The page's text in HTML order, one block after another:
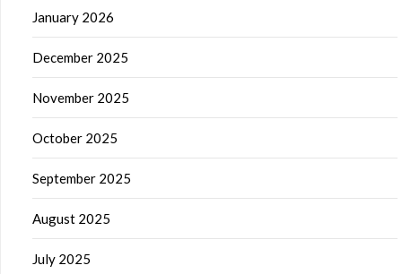
January 2026
December 2025
November 2025
October 2025
September 2025
August 2025
July 2025